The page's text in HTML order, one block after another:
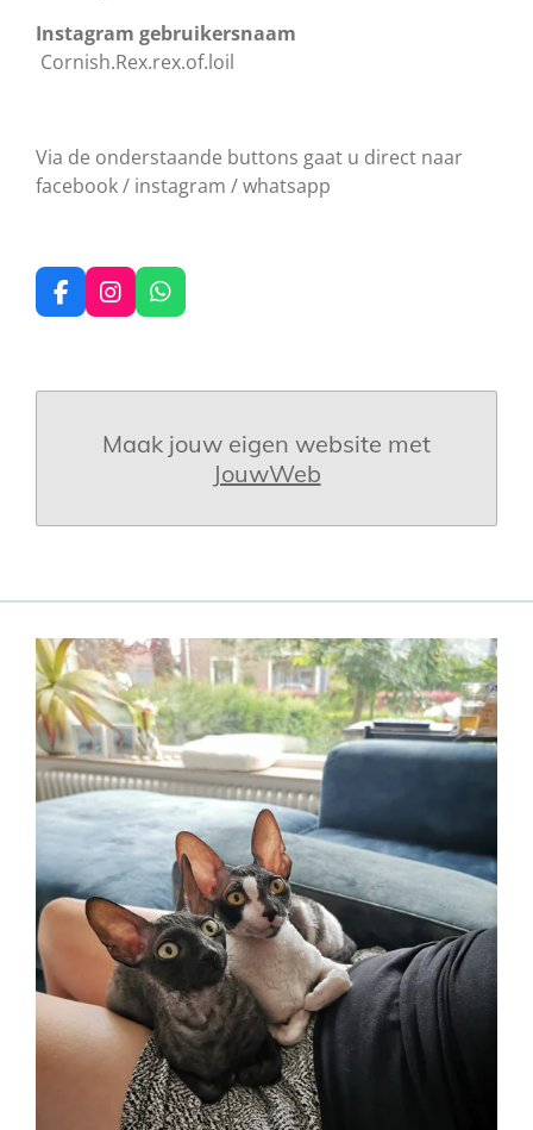
Instagram gebruikersnaam
Cornish.Rex.rex.of.loil
Via de onderstaande buttons gaat u direct naar
facebook / instagram / whatsapp
F
a
b
I
n
a
r
a
W
h
s
p
p
Maak jouw eigen website met
JouwWeb